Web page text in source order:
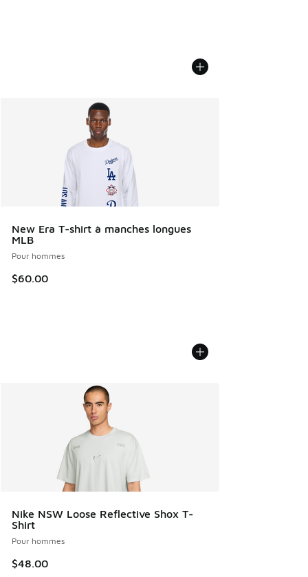
New Era T-shirt à manches longues
MLB
Pour hommes
$60.00
Nike NSW Loose Reflective Shox T-
Shirt
Pour hommes
$48.00